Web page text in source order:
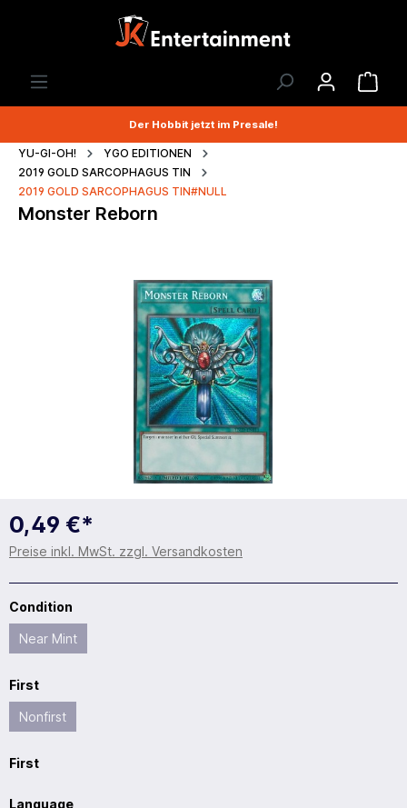
Der Hobbit jetzt im Presale!
YU-GI-OH!
YGO EDITIONEN
2019 GOLD SARCOPHAGUS TIN
2019 GOLD SARCOPHAGUS TIN#NULL
Monster Reborn
0,49 €*
Preise inkl. MwSt. zzgl. Versandkosten
Condition
Near Mint
First
Nonfirst
First
Language